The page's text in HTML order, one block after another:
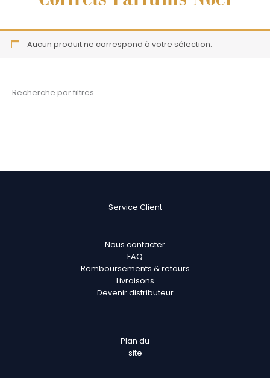
Recherche par filtres
Aucun produit ne correspond à votre sélection.
Service Client
Nous contacter
FAQ
Remboursements & retours
Livraisons
Devenir distributeur
Plan du
site